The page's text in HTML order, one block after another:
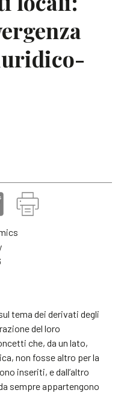
tema dei derivati degli
del loro
che, da un lato,
non fosse altro per la
inseriti, e dall’altro
sempre appartengono